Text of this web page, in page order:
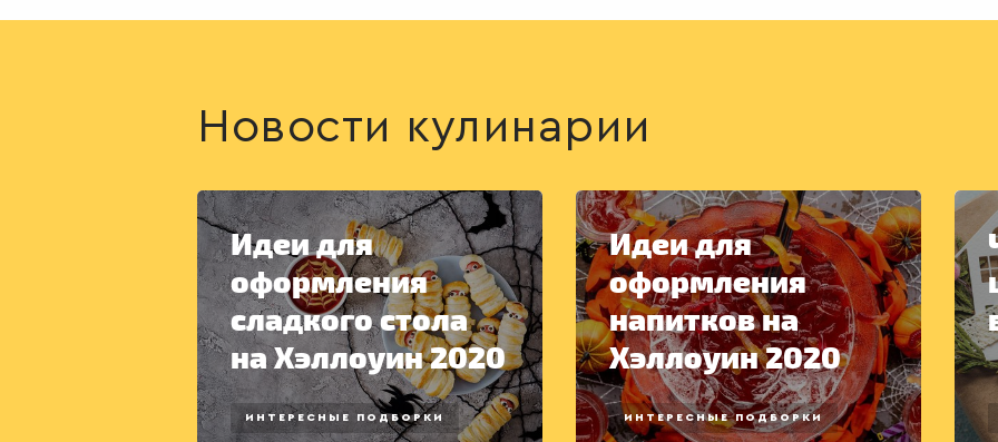
Новости кулинарии
Идеи для
оформления
сладкого стола
на Хэллоуин 2020
ИНТЕРЕСНЫЕ ПОДБОРКИ
Идеи для
оформления
напитков на
Хэллоуин 2020
ИНТЕРЕСНЫЕ ПОДБОРКИ